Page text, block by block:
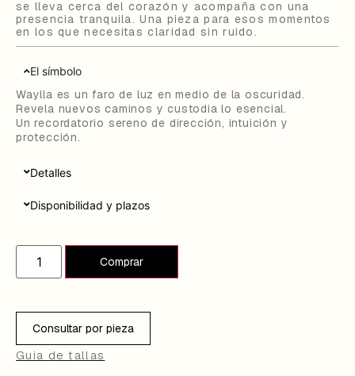
se lleva cerca del corazón y acompaña con una
presencia tranquila. Una pieza para esos momentos
en los que necesitas claridad sin ruido.
El símbolo
Waylla es un faro de luz en medio de la oscuridad.
Revela nuevos caminos y custodia lo esencial.
Un recordatorio sereno de dirección, intuición y
protección.
Detalles
Disponibilidad y plazos
Añadir al carrito
Consultar por pieza
Guia de tallas